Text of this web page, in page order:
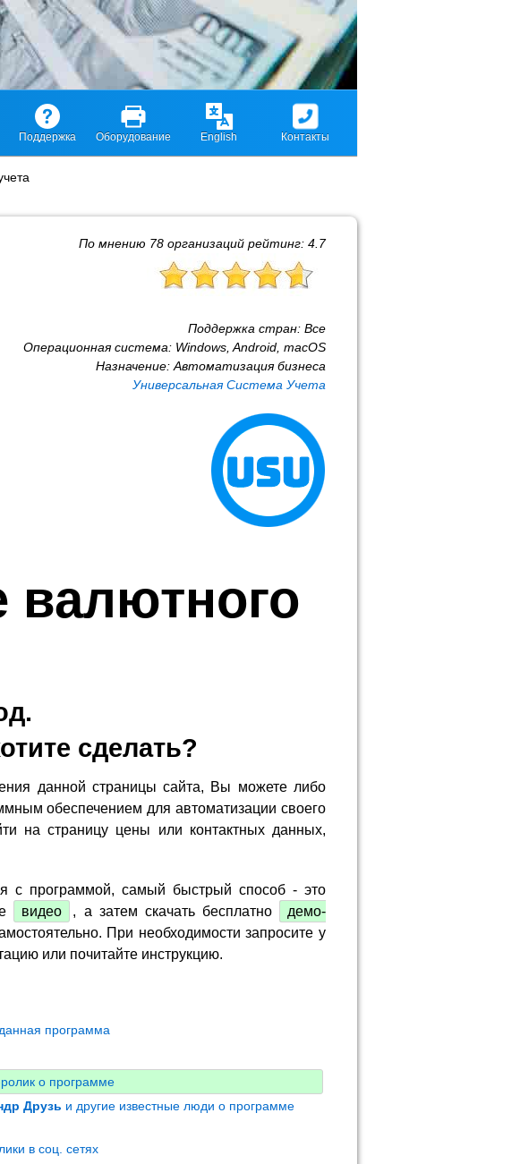
Поддержка Оборудование English Контакты
По мнению 78 организаций рейтинг: 4.7
Поддержка стран: Все
Операционная система: Windows, Android, macOS
Назначение: Автоматизация бизнеса
Универсальная Система Учета
валютного
сделать?
данной страницы сайта, Вы можете либо
обеспечением для автоматизации своего
на страницу цены или контактных данных,
с программой, самый быстрый способ - это
видео , а затем скачать бесплатно
демо-
При необходимости запросите у
или почитайте инструкцию.
программа
о программе
Друзь и другие известные люди о программе
в соц. сетях